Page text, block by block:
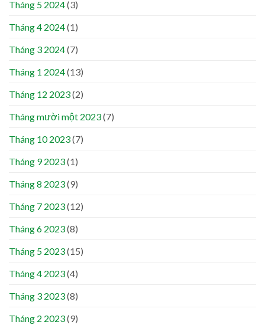
Tháng 5 2024(3)
Tháng 4 2024(1)
Tháng 3 2024(7)
Tháng 1 2024(13)
Tháng 12 2023(2)
Tháng mười một 2023(7)
Tháng 10 2023(7)
Tháng 9 2023(1)
Tháng 8 2023(9)
Tháng 7 2023(12)
Tháng 6 2023(8)
Tháng 5 2023(15)
Tháng 4 2023(4)
Tháng 3 2023(8)
Tháng 2 2023(9)